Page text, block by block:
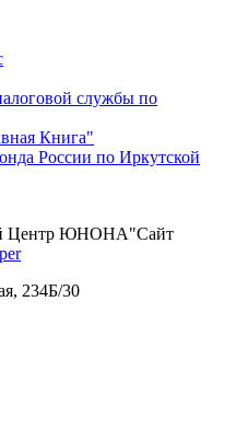
службы по
Книга"
России по Иркутской
Центр ЮНОНА"Сайт
234Б/30